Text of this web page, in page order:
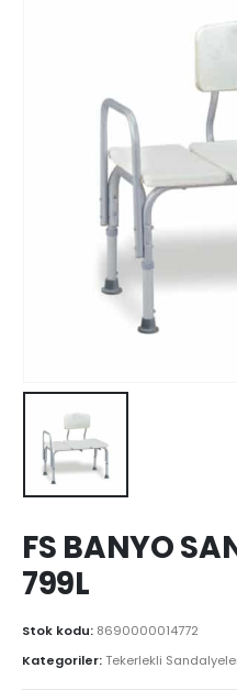
FS BANYO
799L
Stok kodu: 8690000014772
Kategoriler:Tekerlekli